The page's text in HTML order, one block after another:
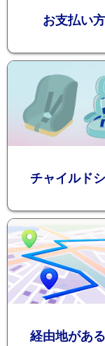
お支払い
チャイルド
経由地があ